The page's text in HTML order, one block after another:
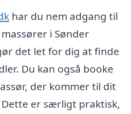
har du nem adgang til
i Sønder
det let for dig at finde
Du kan også booke
der kommer til dit
er særligt praktisk,